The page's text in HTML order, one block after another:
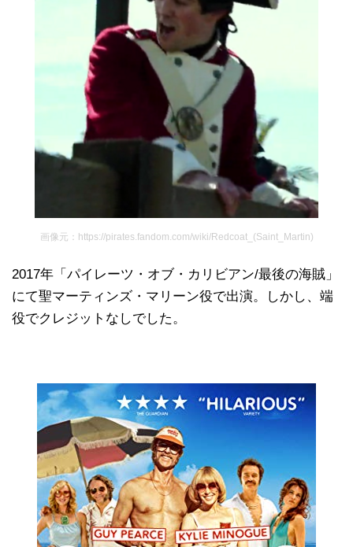
画像元：https://pirates.fandom.com/wiki/Redcoat_(Saint_Martin)
2017年「パイレーツ・オブ・カリビアン/最後の海賊」
にて聖マーティンズ・マリーン役で出演。しかし、端
役でクレジットなしでした。